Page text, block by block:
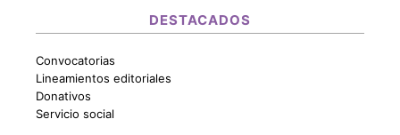
DESTACADOS
Convocatorias
Lineamientos editoriales
Donativos
Servicio social